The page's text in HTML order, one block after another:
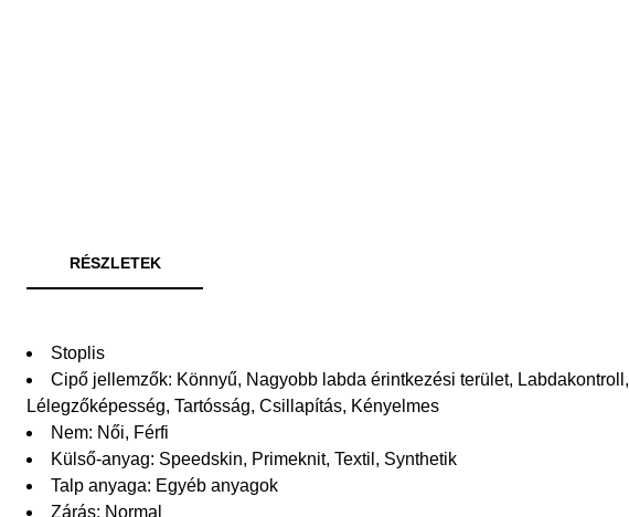
RÉSZLETEK
Stoplis
Cipő jellemzők: Könnyű, Nagyobb labda érintkezési terület, Labdakontroll,
Lélegzőképesség, Tartósság, Csillapítás, Kényelmes
Nem: Női, Férfi
Külső-anyag: Speedskin, Primeknit, Textil, Synthetik
Talp anyaga: Egyéb anyagok
Zárás: Normal